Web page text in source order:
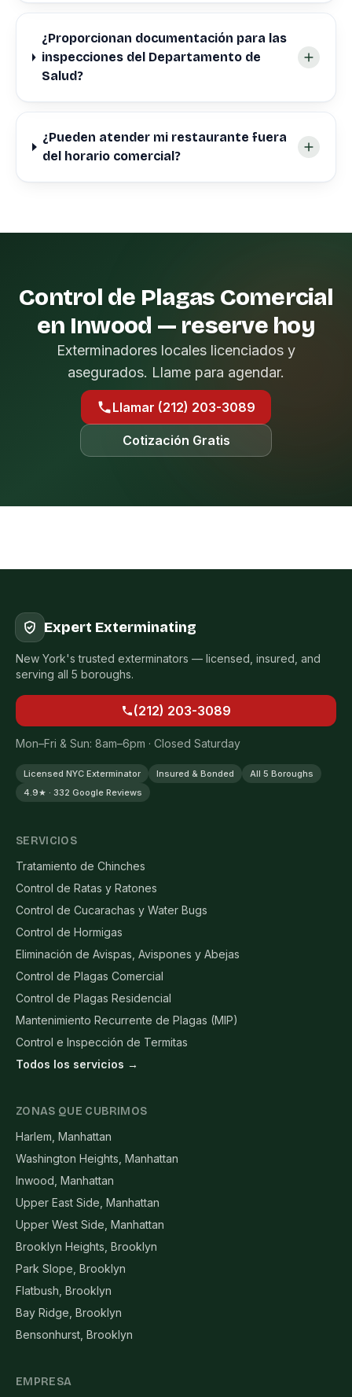
¿Proporcionan documentación para las
inspecciones del Departamento de
Salud?
¿Pueden atender mi restaurante fuera
del horario comercial?
Control de Plagas Comercial
en Inwood — reserve hoy
Exterminadores locales licenciados y
asegurados. Llame para agendar.
Llamar (212) 203-3089
Cotización Gratis
Expert Exterminating
New York's trusted exterminators — licensed, insured, and
serving all 5 boroughs.
(212) 203-3089
Mon–Fri & Sun: 8am–6pm · Closed Saturday
Licensed NYC Exterminator Insured & Bonded
All 5 Boroughs
4.9★ · 332 Google Reviews
SERVICIOS
Tratamiento de Chinches
Control de Ratas y Ratones
Control de Cucarachas y Water Bugs
Control de Hormigas
Eliminación de Avispas, Avispones y Abejas
Control de Plagas Comercial
Control de Plagas Residencial
Mantenimiento Recurrente de Plagas (MIP)
Control e Inspección de Termitas
Todos los servicios →
ZONAS QUE CUBRIMOS
Harlem, Manhattan
Washington Heights, Manhattan
Inwood, Manhattan
Upper East Side, Manhattan
Upper West Side, Manhattan
Brooklyn Heights, Brooklyn
Park Slope, Brooklyn
Flatbush, Brooklyn
Bay Ridge, Brooklyn
Bensonhurst, Brooklyn
EMPRESA